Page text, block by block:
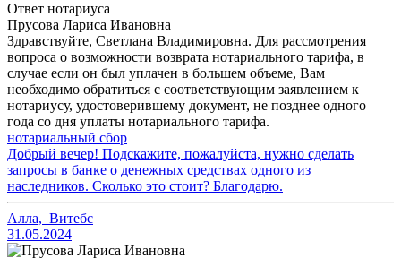
Ответ нотариуса
Прусова Лариса Ивановна
Здравствуйте, Светлана Владимировна. Для рассмотрения
вопроса о возможности возврата нотариального тарифа, в
случае если он был уплачен в большем объеме, Вам
необходимо обратиться с соответствующим заявлением к
нотариусу, удостоверившему документ, не позднее одного
года со дня уплаты нотариального тарифа.
нотариальный сбор
Добрый вечер! Подскажите, пожалуйста, нужно сделать
запросы в банке о денежных средствах одного из
наследников. Сколько это стоит? Благодарю.
Алла, Витебс
31.05.2024